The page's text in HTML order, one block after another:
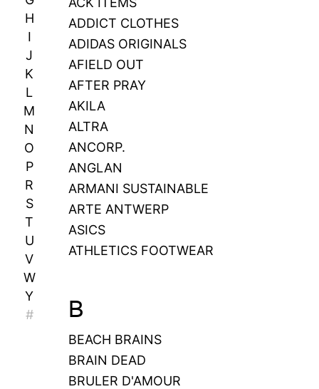
H
I
J
K
L
M
N
O
P
R
S
T
U
V
W
Y
#
ADDICT CLOTHES
ADIDAS ORIGINALS
AFIELD OUT
AFTER PRAY
AKILA
ALTRA
ANCORP.
ANGLAN
ARMANI SUSTAINABLE
ARTE ANTWERP
ASICS
ATHLETICS FOOTWEAR
B
BEACH BRAINS
BRAIN DEAD
BRULER D'AMOUR